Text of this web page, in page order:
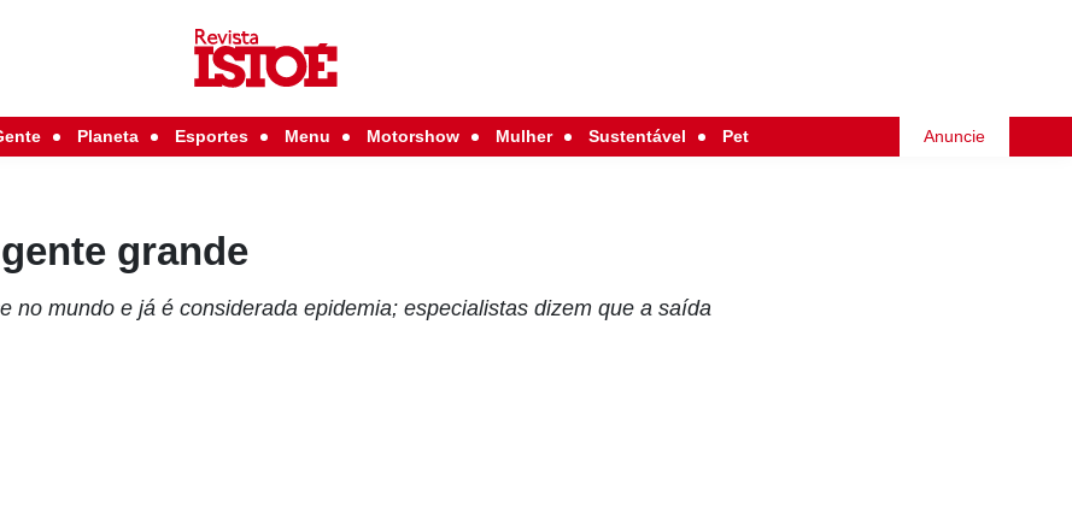
Planeta Esportes Menu Motorshow Mulher Sustentável Pet Anuncie
grande
no mundo e já é considerada epidemia; especialistas dizem que a saída